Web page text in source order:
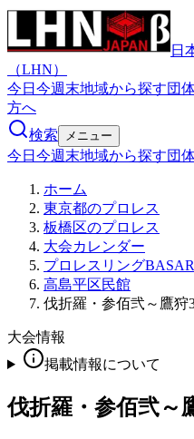
日
（LHN）
今日 今週末地域から探す団
方へ
検索
メニュー
今日 今週末地域から探す団
ホーム
東京都のプロレス
板橋区のプロレス
大会カレンダー
プロレスリング
高島平区民館
伐折羅・参佰弐～鷹狩
大会情報
掲載情報について
伐折羅・参佰弐～